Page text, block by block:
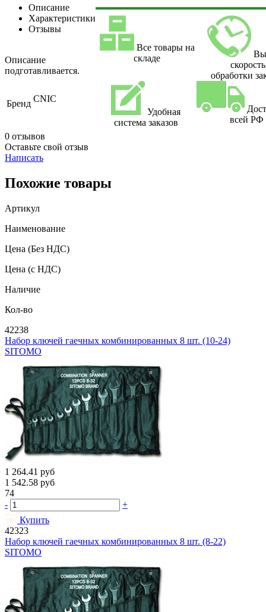
Описание
Характеристики
Отзывы
Описание
подготавливается.
Бренд CNIC
0 отзывов
Оставьте свой отзыв
Написать
Все товары на
складе
скорость
обработки
Удобная
система заказов
всей РФ
Похожие товары
Артикул
Наименование
Цена (Без НДС)
Цена (с НДС)
Наличие
Кол-во
42238
Набор ключей гаечных комбинированных 8 шт. (10-24)
SITOMO
1 264.41 руб
1 542.58 руб
74
-
+
Купить
42323
Набор ключей гаечных комбинированных 8 шт. (8-22)
SITOMO